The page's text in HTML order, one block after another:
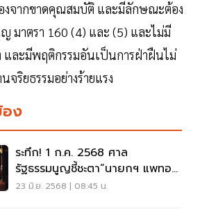
งจากขาดคุณสมบัติ และมีลักษณะต้อง
มาตรา 160 (4) และ (5) และไม่มี
และมีพฤติกรรมอันเป็นการฝ่าฝืนไม่
ริยธรรมอย่างร้ายแรง
อง
ระทึก! 1 ก.ค. 2568 ศาล
รัฐธรรมนูญชี้ชะตา“นายกฯ แพทอง
ธาร”
23 มิ.ย. 2568 | 08:45 น.